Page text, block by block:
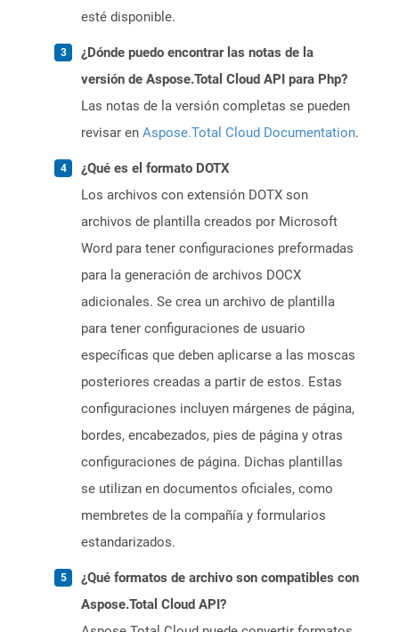
esté disponible.
¿Dónde puedo encontrar las notas de la
versión de Aspose.Total Cloud API para Php?
Las notas de la versión completas se pueden
revisar en Aspose.Total Cloud Documentation.
¿Qué es el formato DOTX
Los archivos con extensión DOTX son
archivos de plantilla creados por Microsoft
Word para tener configuraciones preformadas
para la generación de archivos DOCX
adicionales. Se crea un archivo de plantilla
para tener configuraciones de usuario
específicas que deben aplicarse a las moscas
posteriores creadas a partir de estos. Estas
configuraciones incluyen márgenes de página,
bordes, encabezados, pies de página y otras
configuraciones de página. Dichas plantillas
se utilizan en documentos oficiales, como
membretes de la compañía y formularios
estandarizados.
¿Qué formatos de archivo son compatibles con
Aspose.Total Cloud API?